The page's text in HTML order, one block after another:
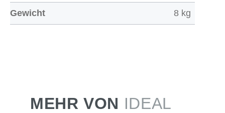
Gewicht 8 kg
MEHR VON IDEAL